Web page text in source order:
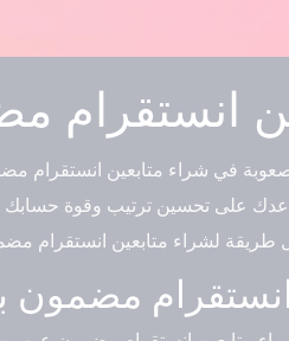
انستقرام
في شراء متابعين انستقرام
على تحسين ترتيب وقوة حسابك
متابعين انستقرام مضمون بأقل من
مضمون بأقل